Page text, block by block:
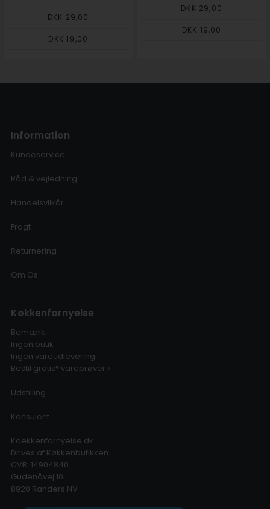
DKK 29,00
DKK 19,00
DKK 29,00
DKK 19,00
Information
Kundeservice
Råd & vejledning
Handelsvilkår
Fragt
Returnering
Om Os
Køkkenfornyelse
Bemærk:
Ingen butik
Ingen vareudlevering
Bestil gratis* vareprøver »
Udstilling
Konsulent
Koekkenfornyelse.dk
Drives af Køkkenbutikken
CVR: 14904840
Gudenåvej 10
8920 Randers NV